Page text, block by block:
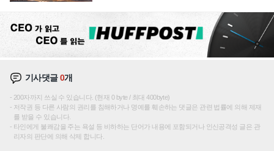
기사댓글0개
200자까지 쓰실 수 있습니다. (현재 0 byte / 최대 400byte)
저작권 등 다른 사람의 권리를 침해하거나 명예를 훼손하는 댓글은 관련 법률에 의해 제재
를 받을 수 있습니다.
타인에게 불쾌감을 주는 욕설 등 비하하는 단어가 내용에 포함되거나 인신공격성 글은 관
리자의 판단에 의해 삭제 합니다.